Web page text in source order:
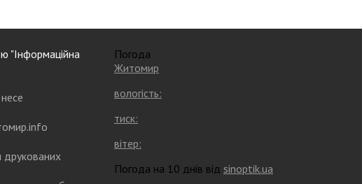
"Інформаційна
друкованих
Погода
Житомир
вологість:
тиск:
вітер:
Погода на 10 днів від sinoptik.ua